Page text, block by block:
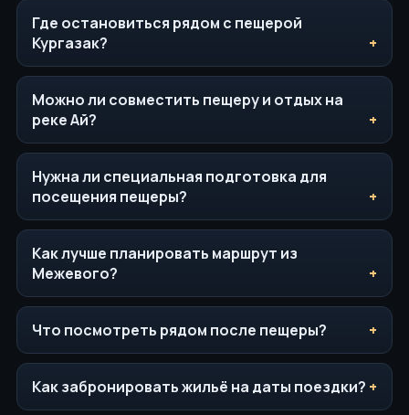
Где остановиться рядом с пещерой
Кургазак?
Можно ли совместить пещеру и отдых на
реке Ай?
Нужна ли специальная подготовка для
посещения пещеры?
Как лучше планировать маршрут из
Межевого?
Что посмотреть рядом после пещеры?
Как забронировать жильё на даты поездки?